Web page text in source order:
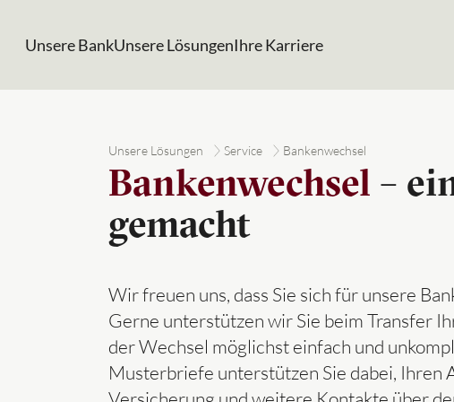
Unsere BankUnsere LösungenIhre Karriere
Unsere Lösungen Service Bankenwechsel
Bankenwechsel –
gemacht
Wir freuen uns, dass Sie sich für unsere
Gerne unterstützen wir Sie beim Transfer
der Wechsel möglichst einfach und
Musterbriefe unterstützen Sie dabei, Ihren